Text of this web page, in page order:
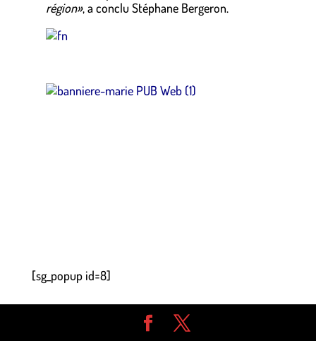
région», a conclu Stéphane Bergeron.
[sg_popup id=8]